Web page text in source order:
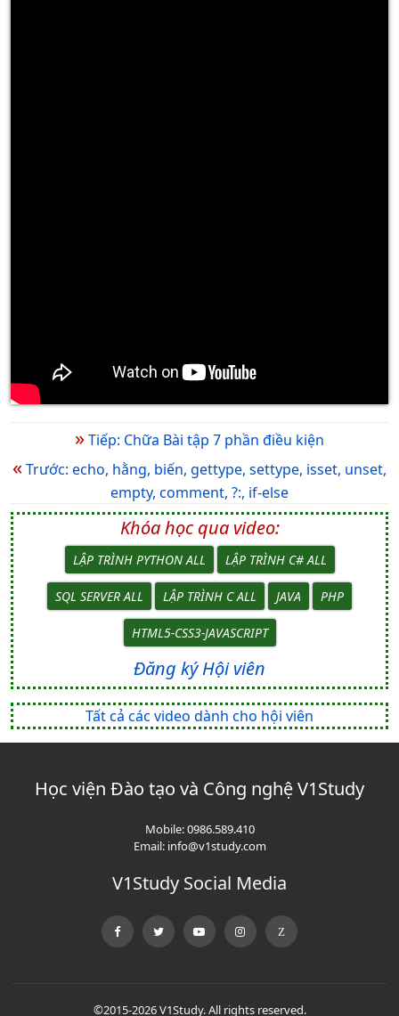
»Tiếp: Chữa Bài tập 7 phần điều kiện
«Trước: echo, hằng, biến, gettype, settype, isset, unset,
empty, comment, ?:, if-else
Khóa học qua video:
LẬP TRÌNH PYTHON ALL LẬP TRÌNH C# ALL
SQL SERVER ALL LẬP TRÌNH C ALL JAVA PHP
HTML5-CSS3-JAVASCRIPT
Đăng ký Hội viên
Tất cả các video dành cho hội viên
Học viện Đào tạo và Công nghệ V1Study
Mobile:0986.589.410
Email: info@v1study.com
V1Study Social Media
©2015-2026 V1Study. All rights reserved.